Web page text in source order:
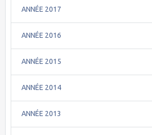
ANNÉE 2017
ANNÉE 2016
ANNÉE 2015
ANNÉE 2014
ANNÉE 2013